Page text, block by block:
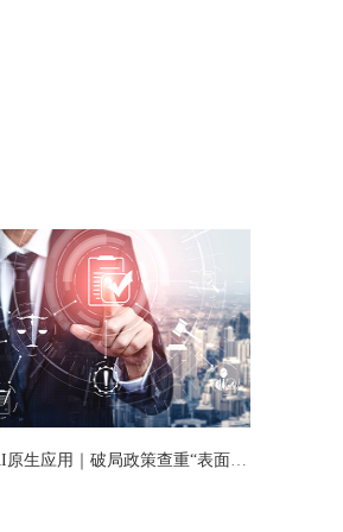
致远互联AI原生应用｜破局政策查重“表面比对”痛点 政策查重智能体全新上线